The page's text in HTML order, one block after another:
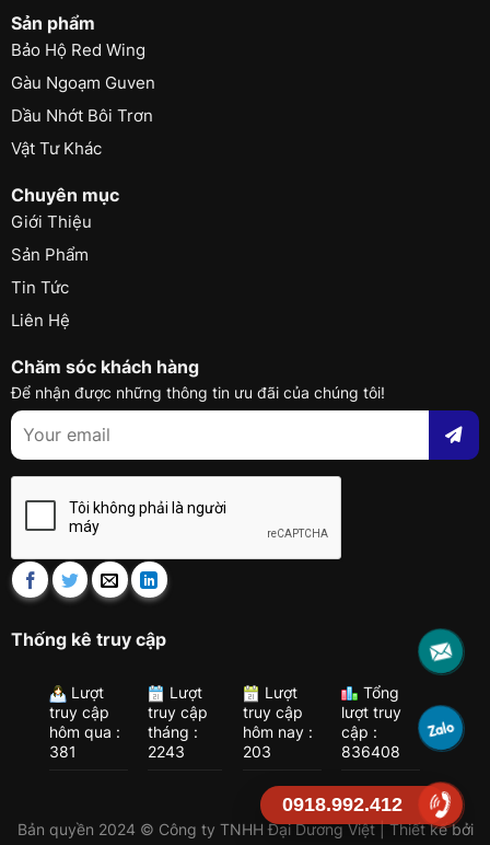
Sản phẩm
Bảo Hộ Red Wing
Gàu Ngoạm Guven
Dầu Nhớt Bôi Trơn
Vật Tư Khác
Chuyên mục
Giới Thiệu
Sản Phẩm
Tin Tức
Liên Hệ
Chăm sóc khách hàng
Để nhận được những thông tin ưu đãi của chúng tôi!
Thống kê truy cập
Lượt
truy cập
hôm qua :
381
Lượt
truy cập
tháng :
2243
Lượt
truy cập
hôm nay :
203
Tổng
lượt truy
cập :
836408
Bản quyền 2024 © Công ty TNHH Đại Dương Việt | Thiết kế bởi
0918.992.412